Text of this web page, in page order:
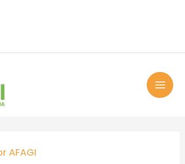
AFAGI